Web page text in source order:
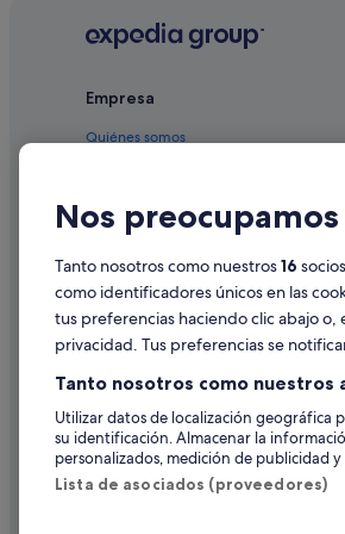
Casas privadas de vacaciones
Nh Hotels en Valencia
Hoteles de golf en Comunidad
Hoteles con piscina en Valencia
Casas en árboles en
Hoteles boutique en Centro de
Valencia hoteles
Casas barco en Comunidad
Hoteles con bodega en
Pensiones en Valencia
Hoteles para familias en
Empresa
Quiénes somos
Anuncia tu alojamiento
Prensa
Nos
Tanto nosotros como nuestros16
como identificadores únicos en las
tus preferencias haciendo clic abajo
privacidad. Tus preferencias se
Tanto nosotros como
Utilizar datos de localización geográfica
su identificación. Almacenar la
personalizados, medición de publicidad
Lista de asociados (proveedores)